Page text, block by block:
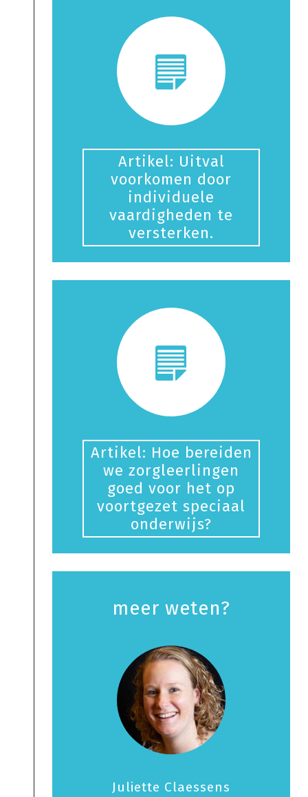
Artikel: Uitval
voorkomen door
individuele
vaardigheden te
versterken.
Artikel: Hoe bereiden
we zorgleerlingen
goed voor het op
voortgezet speciaal
onderwijs?
meer weten?
Juliette Claessens